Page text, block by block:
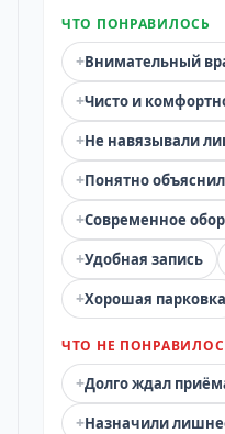
ЧТО ПОНРАВИЛОСЬ
+Внимательный
+Чисто и
+Не навязывали
+Понятно
+Современное
+Удобная запись
+Хорошая парковка
ЧТО НЕ
+Долго ждал
+Назначили